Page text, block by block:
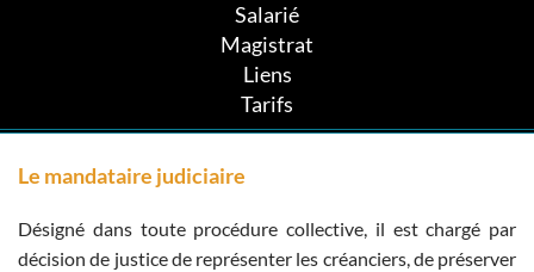
Salarié
Magistrat
Liens
Tarifs
Le mandataire judiciaire
Désigné dans toute procédure collective, il est chargé par
décision de justice de représenter les créanciers, de préserver